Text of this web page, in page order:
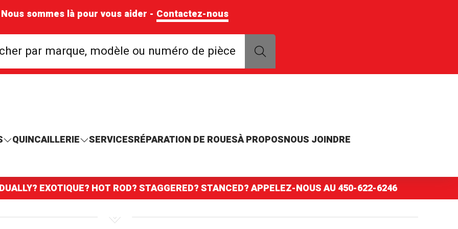
Nous sommes là pour vous aider - Contactez-nous
par marque, modèle ou numéro de pièce
Rechercher par marque, modèle ou numéro de pièce
QUINCAILLERIE SERVICESRÉPARATION DE ROUESÀ PROPOSNOUS JOINDRE
EXOTIQUE? HOT ROD? STAGGERED? STANCED? APPELEZ-NOUS AU450-622-6246